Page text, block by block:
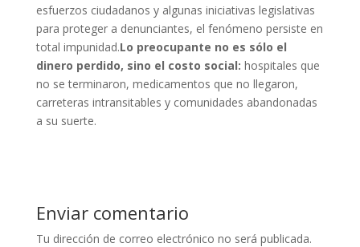
esfuerzos ciudadanos y algunas iniciativas legislativas
para proteger a denunciantes, el fenómeno persiste en
total impunidad.Lo preocupante no es sólo el
dinero perdido, sino el costo social: hospitales que
no se terminaron, medicamentos que no llegaron,
carreteras intransitables y comunidades abandonadas
a su suerte.
Enviar comentario
Tu dirección de correo electrónico no será publicada.